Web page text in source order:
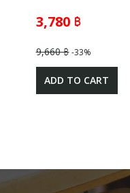
3,780 ฿
9,660 ฿-33%
ADD TO CART